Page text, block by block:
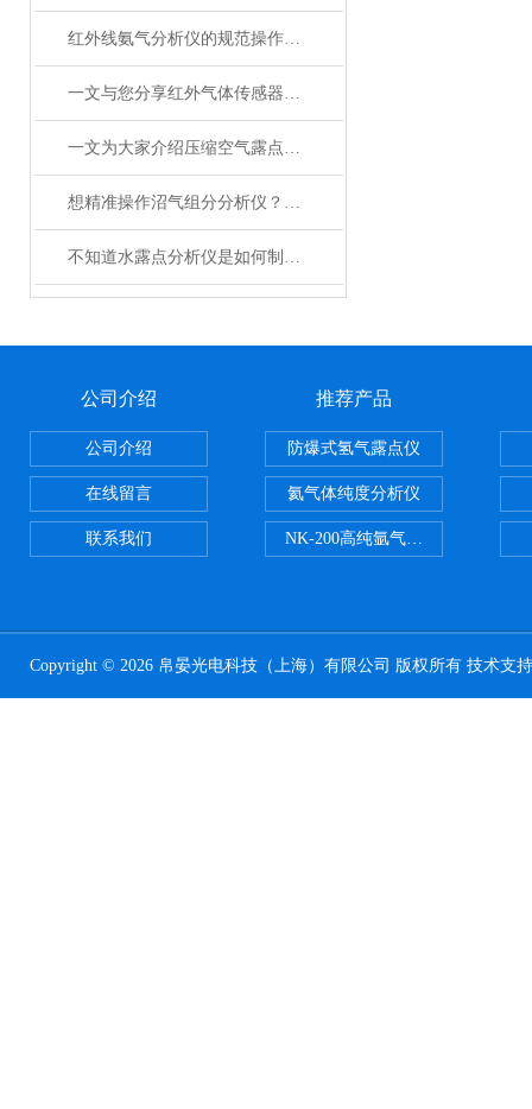
红外线氨气分析仪的规范操作方法分享
一文与您分享红外气体传感器的工作原理
一文为大家介绍压缩空气露点仪的测量条件选择
想精准操作沼气组分分析仪？正确使用法在此揭秘！
不知道水露点分析仪是如何制冷的？进来看
公司介绍
公司介绍
在线留言
联系我们
推荐产品
防爆式氢气露点仪
氦气体纯度分析仪
NK-200高纯氩气纯度分析仪
Copyright © 2026 帛晏光电科技（上海）有限公司 版权所有 技术支